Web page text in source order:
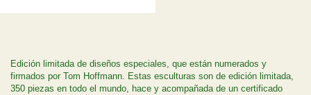
Edición limitada de diseños especiales, que están numerados y
firmados por Tom Hoffmann. Estas esculturas son de edición limitada,
350 piezas en todo el mundo, hace y acompañada de un certificado